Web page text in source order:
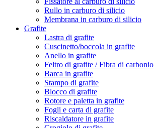
Rullo in carburo di silicio
Membrana in carburo di silicio
Grafite
Lastra di grafite
Cuscinetto/boccola in grafite
Anello in grafite
Feltro di grafite / Fibra di carbonio
Barca in grafite
Stampo di grafite
Blocco di grafite
Rotore e paletta in grafite
Fogli e carta di grafite
Riscaldatore in grafite